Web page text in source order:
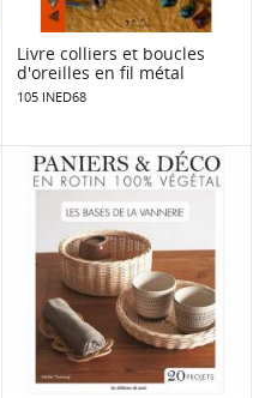
Livre colliers et boucles
d'oreilles en fil métal
105 INED68